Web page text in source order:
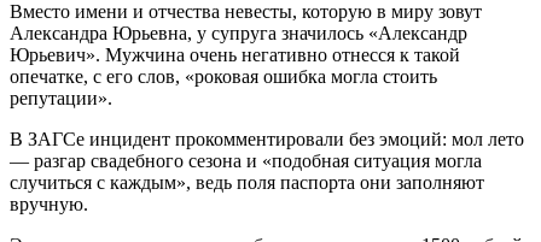
Вместо имени и отчества невесты, которую в миру зовут
Александра Юрьевна, у супруга значилось «Александр
Юрьевич». Мужчина очень негативно отнесся к такой
опечатке, с его слов, «роковая ошибка могла стоить
репутации».
В ЗАГСе инцидент прокомментировали без эмоций: мол лето
— разгар свадебного сезона и «подобная ситуация могла
случиться с каждым», ведь поля паспорта они заполняют
вручную.